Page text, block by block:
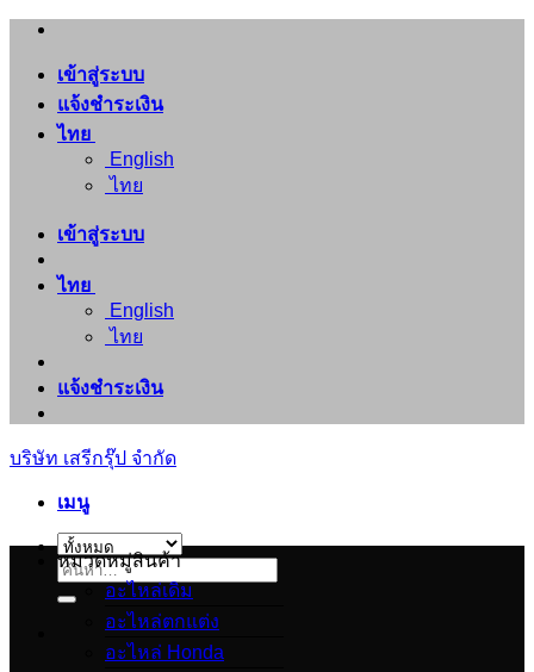
ข้าม
เนื้อหา
เข้าสู่ระบบ
แจ้งชำระเงิน
ไทย
English
ไทย
เข้าสู่ระบบ
ไทย
English
ไทย
แจ้งชำระเงิน
บริษัท เสรีกรุ๊ป จำกัด
เมนู
ค้นหา:
หมวดหมู่สินค้า
อะไหล่เดิม
อะไหล่ตกแต่ง
อะไหล่ Honda